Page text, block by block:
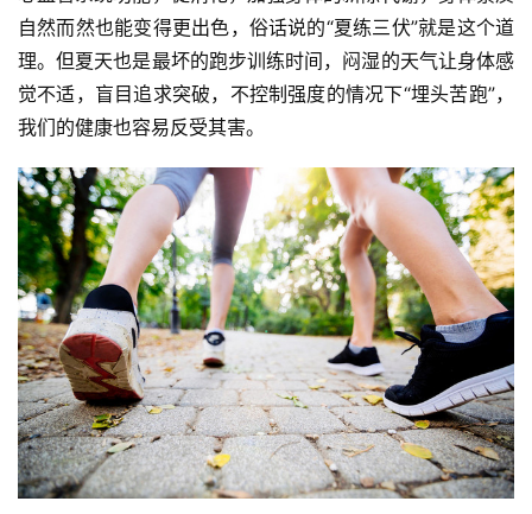
自然而然也能变得更出色，俗话说的“夏练三伏”就是这个道
理。但夏天也是最坏的跑步训练时间，闷湿的天气让身体感
觉不适，盲目追求突破，不控制强度的情况下“埋头苦跑”，
我们的健康也容易反受其害。